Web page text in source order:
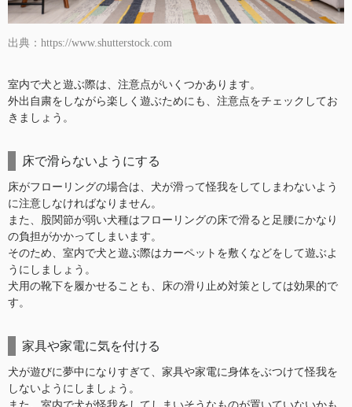
出典：https://www.shutterstock.com
室内で犬と遊ぶ際は、注意点がいくつかあります。
外出自粛をしながら楽しく遊ぶためにも、注意点をチェックしてお
きましょう。
床で滑らないようにする
床がフローリングの場合は、犬が滑って怪我をしてしまわないよう
に注意しなければなりません。
また、股関節が弱い犬種はフローリングの床で滑ると足腰にかなり
の負担がかかってしまいます。
そのため、室内で犬と遊ぶ際はカーペットを敷くなどをして遊ぶよ
うにしましょう。
犬用の靴下を履かせることも、床の滑り止め対策としては効果的で
す。
家具や家電に気を付ける
犬が遊びに夢中になりすぎて、家具や家電に身体をぶつけて怪我を
しないようにしましょう。